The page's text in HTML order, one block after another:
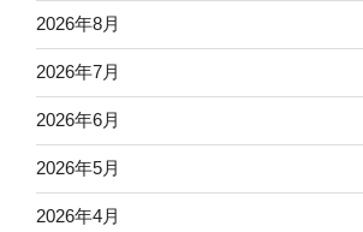
2026年8月
2026年7月
2026年6月
2026年5月
2026年4月